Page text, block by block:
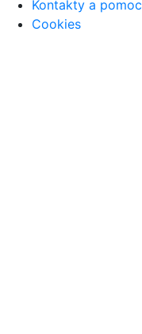
Kontakty a pomoc
Cookies